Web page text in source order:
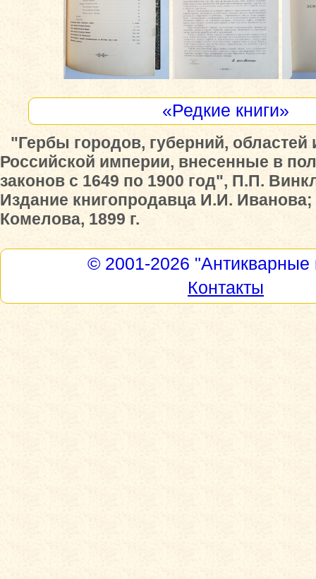
«Редкие книги»
"Гербы городов, губерний, областей
Российской империи, внесенные в
законов с 1649 по 1900 год", П.П.
Издание книгопродавца И.И.
Комелова, 1899 г.
© 2001-2026 "Антикварные
Контакты